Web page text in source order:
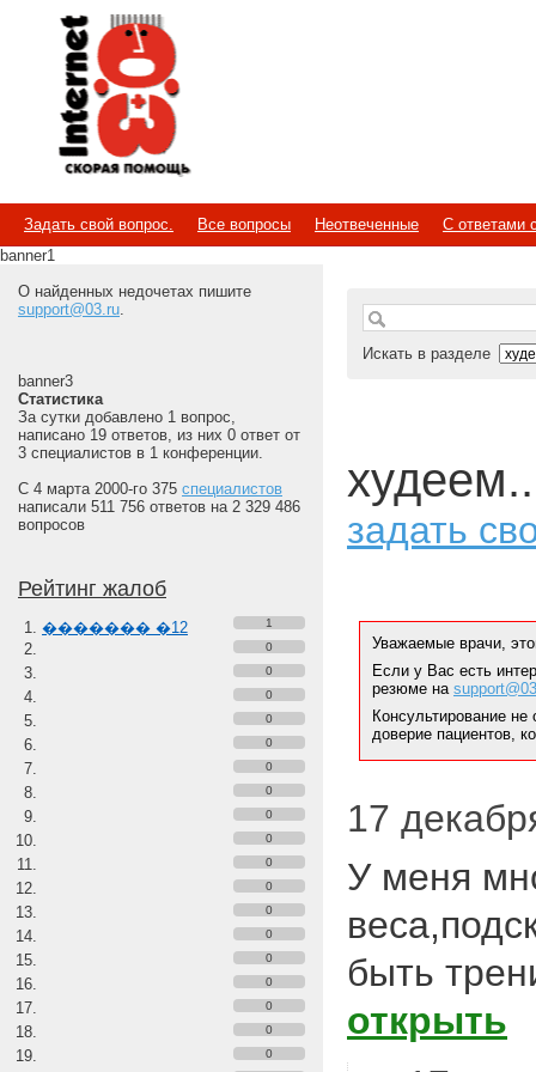
Internet
Скорая помощь
Задать свой вопрос. Все вопросы Неотвеченные
С ответами
banner1
О найденных недочетах пишите
support@03.ru.
banner3
Статистика
За сутки добавлено 1 вопрос,
написано 19 ответов, из них 0 ответ от
3 специалистов в 1 конференции.
С 4 марта 2000-го 375 специалистов
написали 511 756 ответов на 2 329 486
вопросов
Рейтинг жалоб
������� �12
1
0
0
0
0
0
0
0
0
0
0
0
0
0
0
0
0
0
0
Искать в разделе
задать
Уважаемые врачи,
Если у Вас есть
резюме на
Консультирование
доверие пациентов,
17
У меня
быть
открыть